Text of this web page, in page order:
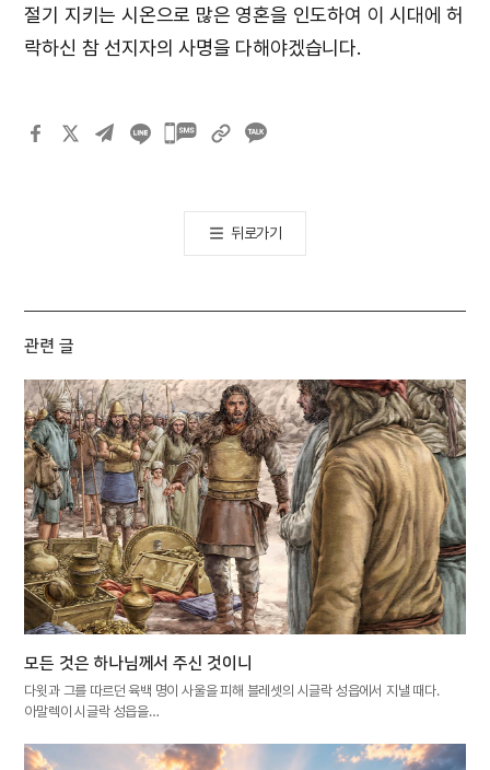
절기 지키는 시온으로 많은 영혼을 인도하여 이 시대에 허
락하신 참 선지자의 사명을 다해야겠습니다.
카카오톡
뒤로가기
관련 글
모든 것은 하나님께서 주신 것이니
다윗과 그를 따르던 육백 명이 사울을 피해 블레셋의 시글락 성읍에서 지낼 때다.
아말렉이 시글락 성읍을…